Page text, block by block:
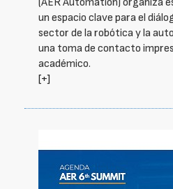
un espacio clave para el
sector de la robótica y la
una toma de contacto
académico.
[+]